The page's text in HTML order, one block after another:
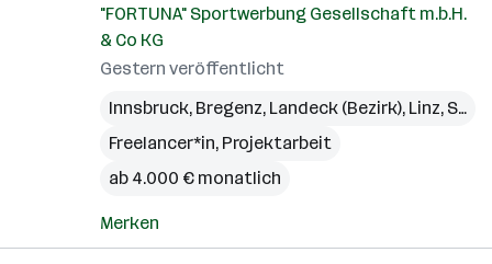
"FORTUNA" Sportwerbung Gesellschaft m.b.H.
& Co KG
Gestern veröffentlicht
Innsbruck, Bregenz, Landeck (Bezirk), Linz, St. Pölten
Freelancer*in, Projektarbeit
ab 4.000 € monatlich
Merken